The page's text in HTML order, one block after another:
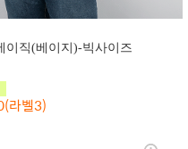
이직(베이지)-빅사이즈
라벨3)